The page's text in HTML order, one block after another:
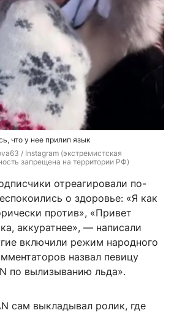
что у нее прилип язык
/ Instagram (экстремистская
запрещена на территории РФ)
отреагировали по-
о здоровье: «Я как
против», «Привет
аккуратнее», — написали
включили режим народного
назвал певицу
по вылизыванию льда».
сам выкладывал ролик, где